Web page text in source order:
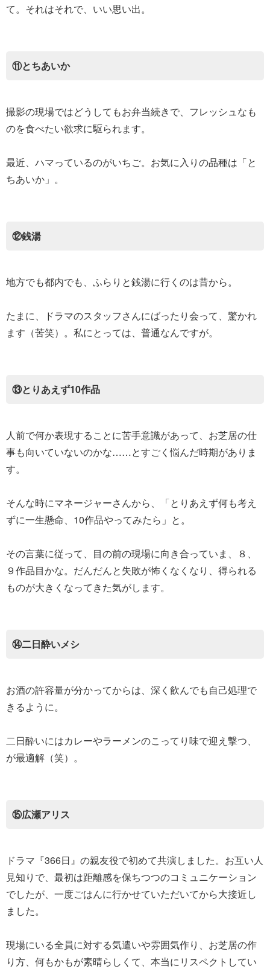
て。それはそれで、いい思い出。
⑪とちあいか
撮影の現場ではどうしてもお弁当続きで、フレッシュなも
のを食べたい欲求に駆られます。
最近、ハマっているのがいちご。お気に入りの品種は「と
ちあいか」。
⑫銭湯
地方でも都内でも、ふらりと銭湯に行くのは昔から。
たまに、ドラマのスタッフさんにばったり会って、驚かれ
ます（苦笑）。私にとっては、普通なんですが。
⑬とりあえず10作品
人前で何か表現することに苦手意識があって、お芝居の仕
事も向いていないのかな……とすごく悩んだ時期がありま
す。
そんな時にマネージャーさんから、「とりあえず何も考え
ずに一生懸命、10作品やってみたら」と。
その言葉に従って、目の前の現場に向き合っていま、８、
９作品目かな。だんだんと失敗が怖くなくなり、得られる
ものが大きくなってきた気がします。
⑭二日酔いメシ
お酒の許容量が分かってからは、深く飲んでも自己処理で
きるように。
二日酔いにはカレーやラーメンのこってり味で迎え撃つ、
が最適解（笑）。
⑮広瀬アリス
ドラマ『366日』の親友役で初めて共演しました。お互い人
見知りで、最初は距離感を保ちつつのコミュニケーション
でしたが、一度ごはんに行かせていただいてから大接近し
ました。
現場にいる全員に対する気遣いや雰囲気作り、お芝居の作
り方、何もかもが素晴らしくて、本当にリスペクトしてい